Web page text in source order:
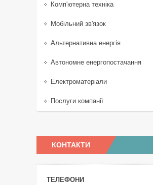
Комп'ютерна техніка
Мобільний зв'язок
Альтернативна енергія
Автономне енергопостачання
Електроматеріали
Послуги компанії
КОНТАКТИ